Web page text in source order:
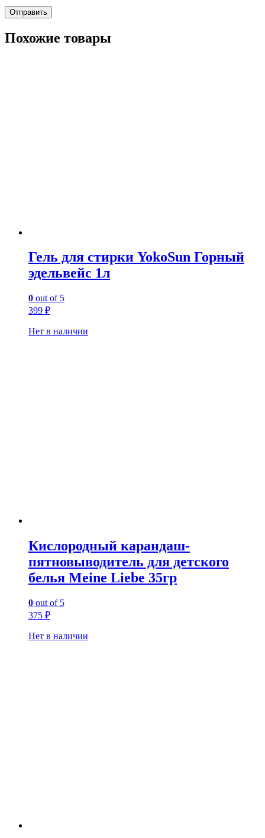
Похожие товары
Гель для стирки YokoSun Горный
эдельвейс 1л
0 out of 5
399 ₽
Нет в наличии
Кислородный карандаш-
пятновыводитель для детского
белья Meine Liebe 35гр
0 out of 5
375 ₽
Нет в наличии